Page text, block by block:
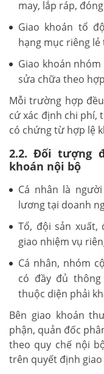
may, lắp ráp,
Giao khoán tổ
hạng mục riêng
Giao khoán
sửa chữa theo
Mỗi trường hợp
cứ xác định chi phí,
có chứng từ hợp lệ
2.2. Đối tượng
khoán nội bộ
Cá nhân là
lương tại doanh
Tổ, đội sản
giao nhiệm vụ
Cá nhân, nhóm
có đầy đủ
thuộc diện phải
Bên giao khoán
phận, quản đốc
theo quy chế nội
trên quyết định